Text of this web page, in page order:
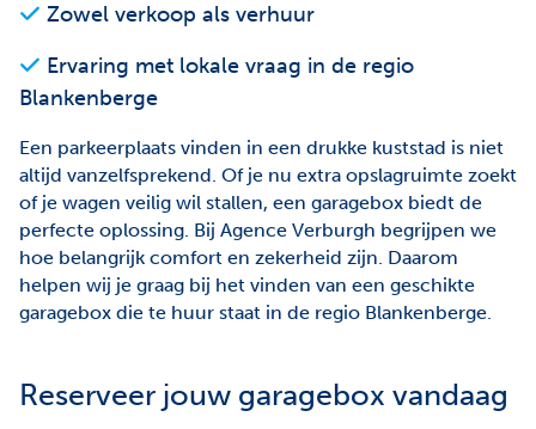
E-mail onsinfo@agenceverburgh.be
Bel ons+32 50 41 38 85
Facebook
Instagram
Waardebepaling
Vakantieverhuur
Syndic
Over ons
Contact
Zowel verkoop als verhuur
Ervaring met lokale vraag in de regio
Blankenberge
Een parkeerplaats vinden in een drukke kuststad is niet
altijd vanzelfsprekend. Of je nu extra opslagruimte zoekt
of je wagen veilig wil stallen, een garagebox biedt de
perfecte oplossing. Bij Agence Verburgh begrijpen we
hoe belangrijk comfort en zekerheid zijn. Daarom
helpen wij je graag bij het vinden van een geschikte
garagebox die te huur staat in de regio Blankenberge.
Reserveer jouw garagebox vandaag